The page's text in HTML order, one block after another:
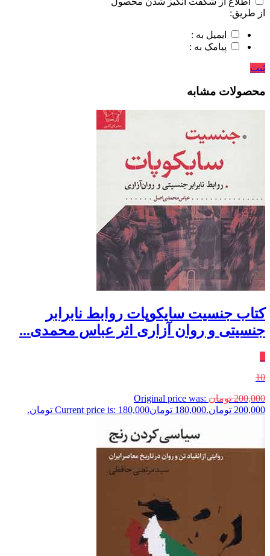
از طریق:
ایمیل به :
پیامک به :
ثبت
محصولات مشابه
کتاب جنسیت سایکوپات روابط نابرابر
جنسیتی و روان آزاری اثر عباس محمدی...
10
200,000 تومان Original price was:
200,000 تومان.
180,000 تومانCurrent price is: 180,000 تومان.